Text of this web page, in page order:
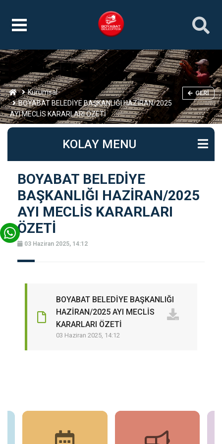
Kurumsal
BOYABAT BELEDİYE BAŞKANLIĞI HAZİRAN/2025
AYI MECLİS KARARLARI ÖZETİ
GERI
KOLAY MENU
BOYABAT BELEDİYE
BAŞKANLIĞI HAZİRAN/2025
AYI MECLİS KARARLARI
ÖZETİ
03 Haziran 2025, 14:12
BOYABAT BELEDİYE BAŞKANLIĞI
HAZİRAN/2025 AYI MECLİS
KARARLARI ÖZETİ
03 Haziran 2025, 14:12